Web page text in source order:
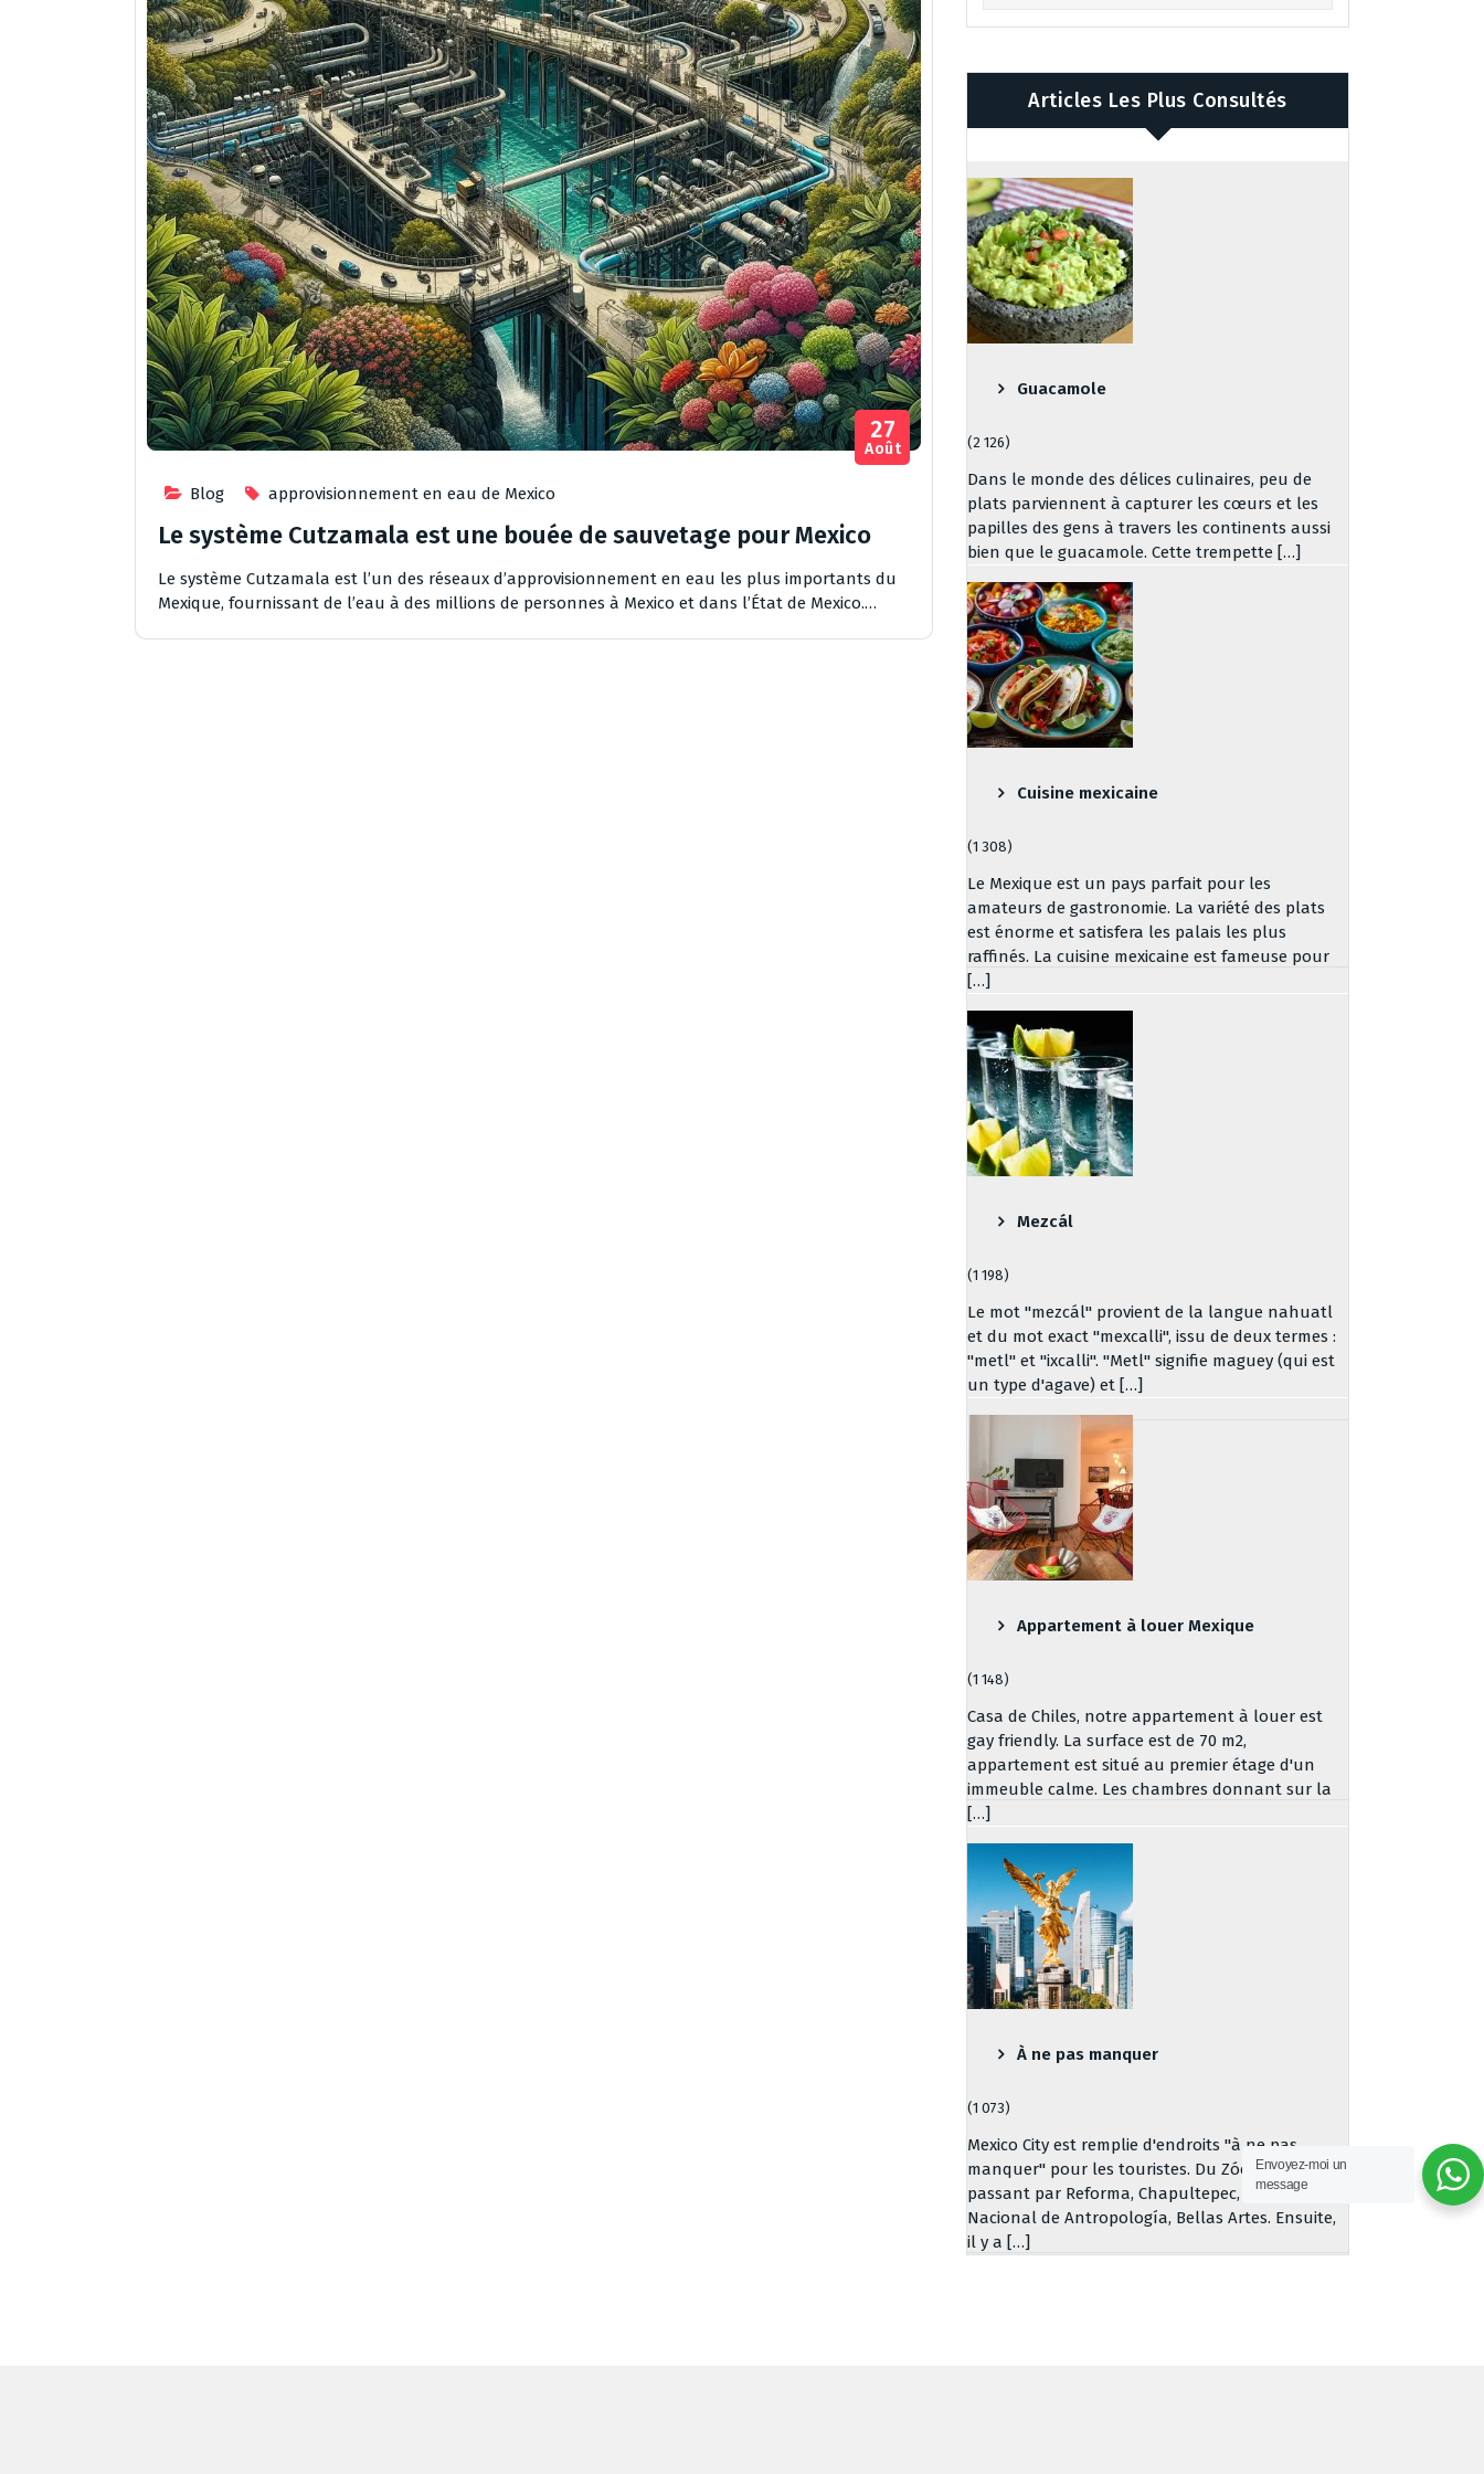
Blog approvisionnement en eau de Mexico
27
Août
Le système Cutzamala est une bouée de sauvetage pour Mexico
Le système Cutzamala est l’un des réseaux d’approvisionnement en eau les plus importants du
Mexique, fournissant de l’eau à des millions de personnes à Mexico et dans l’État de Mexico.…
Articles Les Plus Consultés
Guacamole
(2 126)
Dans le monde des délices culinaires, peu de
plats parviennent à capturer les cœurs et les
papilles des gens à travers les continents aussi
bien que le guacamole. Cette trempette […]
Cuisine mexicaine
(1 308)
Le Mexique est un pays parfait pour les
amateurs de gastronomie. La variété des plats
est énorme et satisfera les palais les plus
raffinés. La cuisine mexicaine est fameuse pour
[…]
Mezcál
(1 198)
Le mot "mezcál" provient de la langue nahuatl
et du mot exact "mexcalli", issu de deux termes :
"metl" et "ixcalli". "Metl" signifie maguey (qui est
un type d'agave) et […]
Appartement à louer Mexique
(1 148)
Casa de Chiles, notre appartement à louer est
gay friendly. La surface est de 70 m2,
appartement est situé au premier étage d'un
immeuble calme. Les chambres donnant sur la
[…]
À ne pas manquer
(1 073)
Mexico City est remplie d'endroits "à ne pas
manquer" pour les touristes. Du Zócalo, en
passant par Reforma, Chapultepec, le Museo
Nacional de Antropología, Bellas Artes. Ensuite,
il y a […]
Envoyez-moi un
message